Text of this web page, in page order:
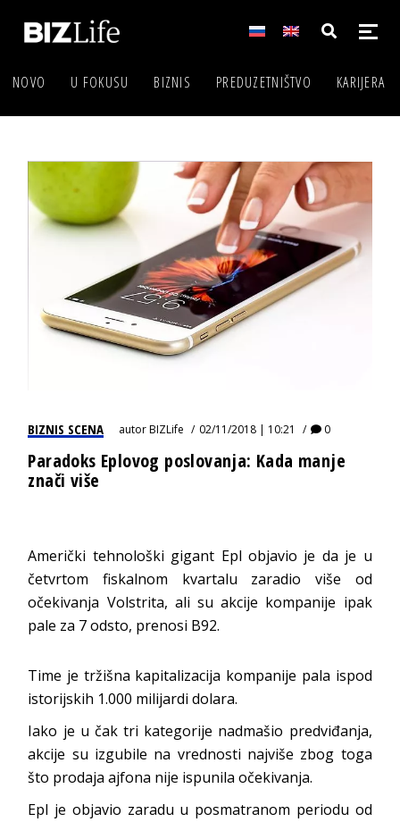
NOVO U FOKUSU BIZNIS PREDUZETNIŠTVO KARIJERA
BIZNIS SCENA autorBIZLife 02/11/2018 | 10:21 0
Paradoks Eplovog poslovanja: Kada manje
znači više
Američki tehnološki gigant Epl objavio je da je u
četvrtom fiskalnom kvartalu zaradio više od
očekivanja Volstrita, ali su akcije kompanije ipak
pale za 7 odsto, prenosi B92.
Time je tržišna kapitalizacija kompanije pala ispod
istorijskih 1.000 milijardi dolara.
Iako je u čak tri kategorije nadmašio predviđanja,
akcije su izgubile na vrednosti najviše zbog toga
što prodaja ajfona nije ispunila očekivanja.
Epl je objavio zaradu u posmatranom periodu od